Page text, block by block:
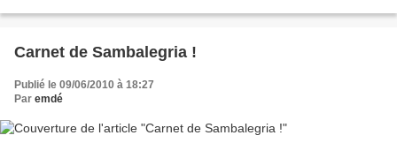
Carnet de Sambalegria !
Publié le 09/06/2010 à 18:27
Par emdé